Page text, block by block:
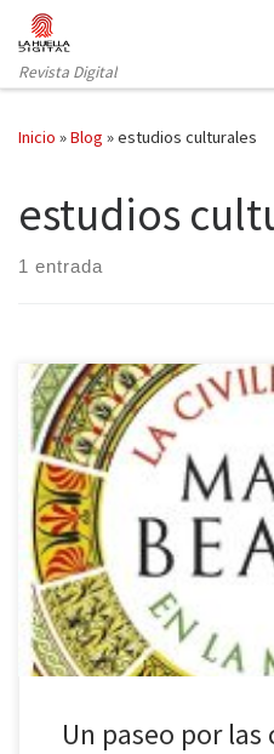
Saltar al contenido
Revista Digital
Inicio »Blog »estudios culturales
estudios
1 entrada
La editorial Crítica (Grupo
Mary Beard, Premio Princesa de
2016, un libro sobre el arte y la
diferentes pueblos. La
traducción de Civilizations: How
Un paseo por